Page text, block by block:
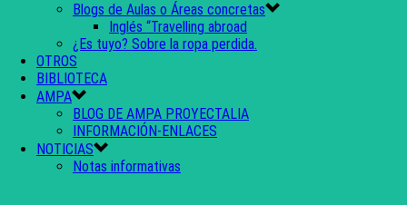
Blogs de Aulas o Áreas concretas
Inglés “Travelling abroad
¿Es tuyo? Sobre la ropa perdida.
OTROS
BIBLIOTECA
AMPA
BLOG DE AMPA PROYECTALIA
INFORMACIÓN-ENLACES
NOTICIAS
Notas informativas